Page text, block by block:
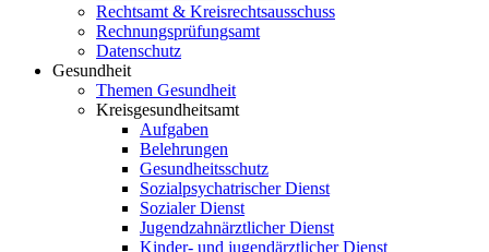
Rechtsamt & Kreisrechtsausschuss
Rechnungsprüfungsamt
Datenschutz
Gesundheit
Themen Gesundheit
Kreisgesundheitsamt
Aufgaben
Belehrungen
Gesundheitsschutz
Sozialpsychatrischer Dienst
Sozialer Dienst
Jugendzahnärztlicher Dienst
Kinder- und jugendärztlicher Dienst